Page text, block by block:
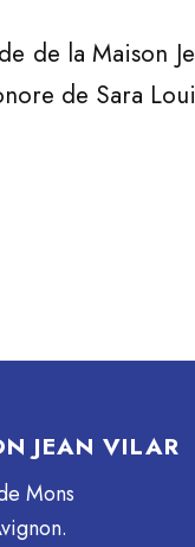
de la Maison
de Sara
JEAN VILAR
Mons